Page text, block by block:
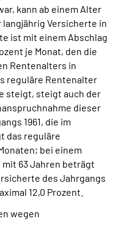
kann ab einem Alter
Versicherte in
ist mit einem Abschlag
je Monat, den die
Rentenalters in
reguläre Rentenalter
steigt, steigt auch der
dieser
1961, die im
das reguläre
bei einem
63 Jahren beträgt
des Jahrgangs
12,0 Prozent.
wegen